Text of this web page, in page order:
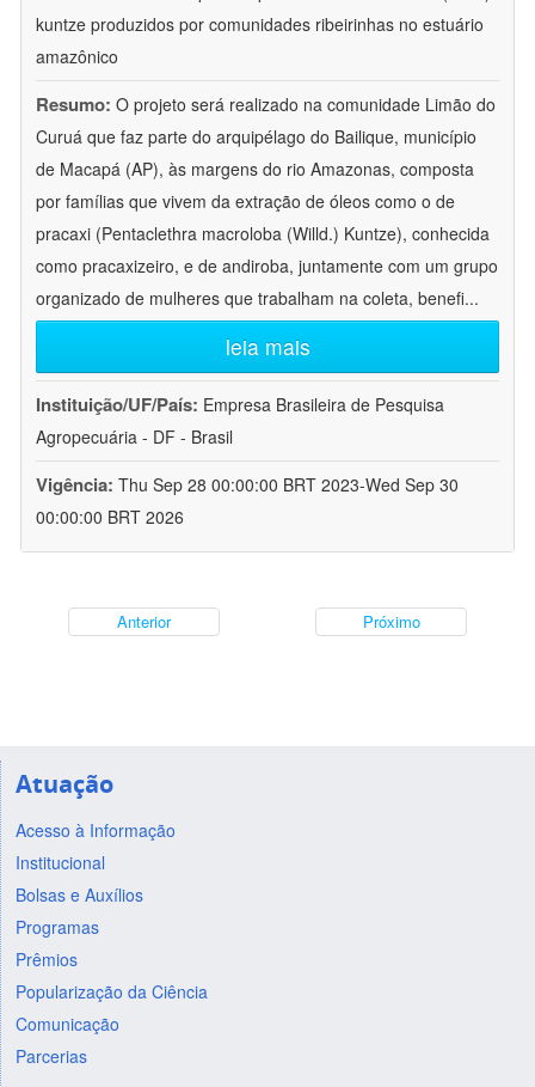
kuntze produzidos por comunidades ribeirinhas no estuário
amazônico
Resumo: O projeto será realizado na comunidade Limão do
Curuá que faz parte do arquipélago do Bailique, município
de Macapá (AP), às margens do rio Amazonas, composta
por famílias que vivem da extração de óleos como o de
pracaxi (Pentaclethra macroloba (Willd.) Kuntze), conhecida
como pracaxizeiro, e de andiroba, juntamente com um grupo
organizado de mulheres que trabalham na coleta, benefi...
leia mais
Instituição/UF/País: Empresa Brasileira de Pesquisa
Agropecuária - DF - Brasil
Vigência: Thu Sep 28 00:00:00 BRT 2023-Wed Sep 30
00:00:00 BRT 2026
Anterior Próximo
Atuação
Acesso à Informação
Institucional
Bolsas e Auxílios
Programas
Prêmios
Popularização da Ciência
Comunicação
Parcerias